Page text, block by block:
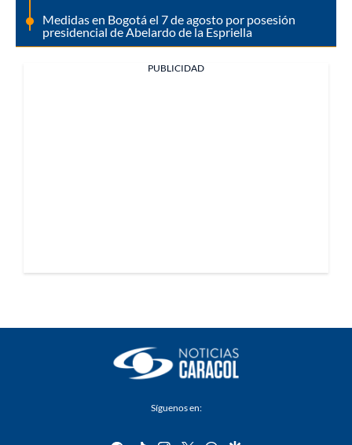
Medidas en Bogotá el 7 de agosto por posesión
presidencial de Abelardo de la Espriella
PUBLICIDAD
Síguenos en: